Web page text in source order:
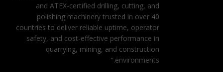
and ATEX-certified drilling, cutting, and
polishing machinery trusted in over 40
countries to deliver reliable uptime, operator
safety, and cost-effective performance in
quarrying, mining, and construction
environments.”